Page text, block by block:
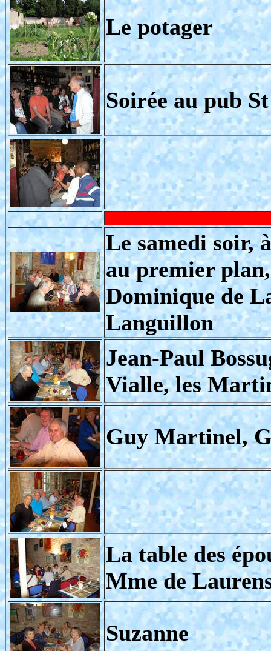
Le potager
Soirée au pub
Le samedi soir,
au premier plan,
Dominique de
Languillon
Jean-Paul
Vialle, les
Guy Martinel,
La table des
Mme de
Suzanne